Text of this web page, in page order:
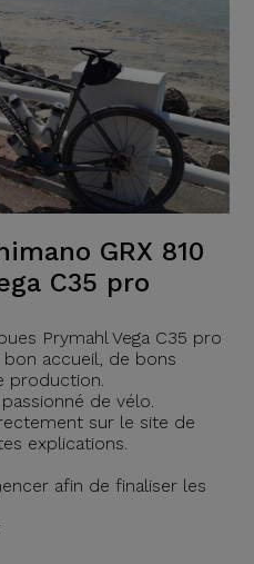
GRX 810
C35 pro
Prymahl Vega C35 pro
accueil, de bons
production.
de vélo.
sur le site de
explications.
afin de finaliser les